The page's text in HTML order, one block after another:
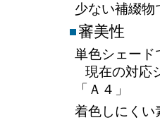
少ない補綴物
審美性
単色シェード
現在の対応
「Ａ４」
着色しにくい